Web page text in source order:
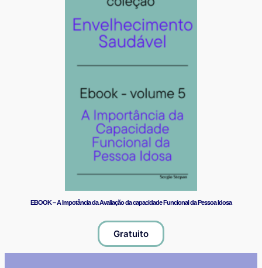
EBOOK – A Impotância da Avaliação da capacidade Funcional da Pessoa Idosa
Gratuito